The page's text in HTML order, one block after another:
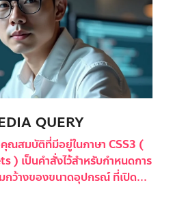
QUERY
ณสมบัติที่มีอยู่ในภาษา CSS3 (
) เป็นคำสั่งไว้สำหรับกำหนดการ
กว้างของขนาดอุปกรณ์ ที่เปิด...